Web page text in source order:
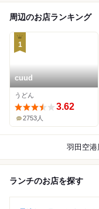
周辺のお店ランキング
1
cuud
うどん
3.62
2753人
羽田空港
ランチのお店を探す